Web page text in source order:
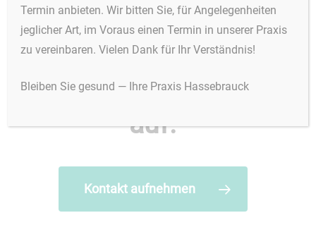
Haben Sie Fragen oder ein besonderes
Anliegen?
Nehmen Sie
Kontakt mit uns
auf.
Kontakt aufnehmen
Zahnersatz
Chirurgische Eingriffe
Implantate
Kinder- & Jugendliche
Beratung für Schwangere
3D-Röntgen
Kontakt
Termin vereinbaren
Termin anbieten. Wir bitten Sie, für Angelegenheiten
jeglicher Art, im Voraus einen Termin in unserer Praxis
zu vereinbaren. Vielen Dank für Ihr Verständnis!
Bleiben Sie gesund — Ihre Praxis Hassebrauck